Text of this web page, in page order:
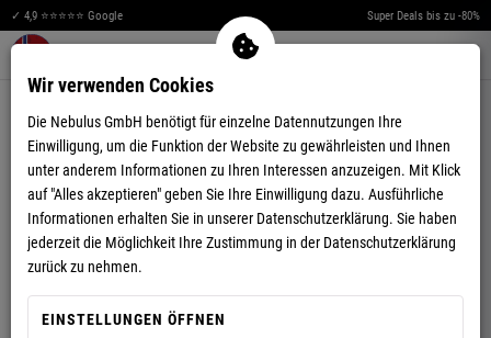
✓ 4,9 ⭐⭐⭐⭐⭐ Google Super Deals bis zu -80%
Warenkorb aufklappen
FLEECEJACKE MIT TEDDYFELL GAP DAMEN
Wir verwenden Cookies
Die Nebulus GmbH benötigt für einzelne Datennutzungen Ihre
Einwilligung, um die Funktion der Website zu gewährleisten und Ihnen
unter anderem Informationen zu Ihren Interessen anzuzeigen. Mit Klick
auf "Alles akzeptieren" geben Sie Ihre Einwilligung dazu. Ausführliche
Informationen erhalten Sie in unserer Datenschutzerklärung. Sie haben
jederzeit die Möglichkeit Ihre Zustimmung in der Datenschutzerklärung
zurück zu nehmen.
EINSTELLUNGEN ÖFFNEN